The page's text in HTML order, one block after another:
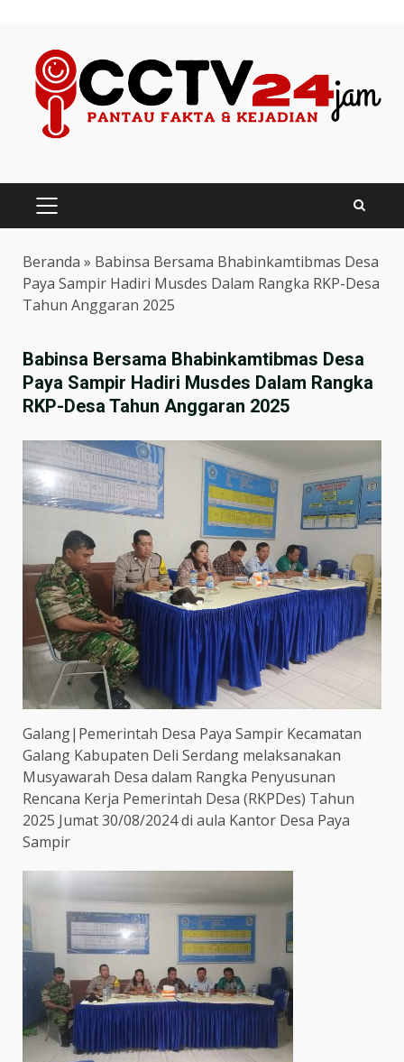
content
PRIMARY
MENU
Beranda » Babinsa Bersama Bhabinkamtibmas Desa
Paya Sampir Hadiri Musdes Dalam Rangka RKP-Desa
Tahun Anggaran 2025
Babinsa Bersama Bhabinkamtibmas Desa
Paya Sampir Hadiri Musdes Dalam Rangka
RKP-Desa Tahun Anggaran 2025
Galang|Pemerintah Desa Paya Sampir Kecamatan
Galang Kabupaten Deli Serdang melaksanakan
Musyawarah Desa dalam Rangka Penyusunan
Rencana Kerja Pemerintah Desa (RKPDes) Tahun
2025 Jumat 30/08/2024 di aula Kantor Desa Paya
Sampir